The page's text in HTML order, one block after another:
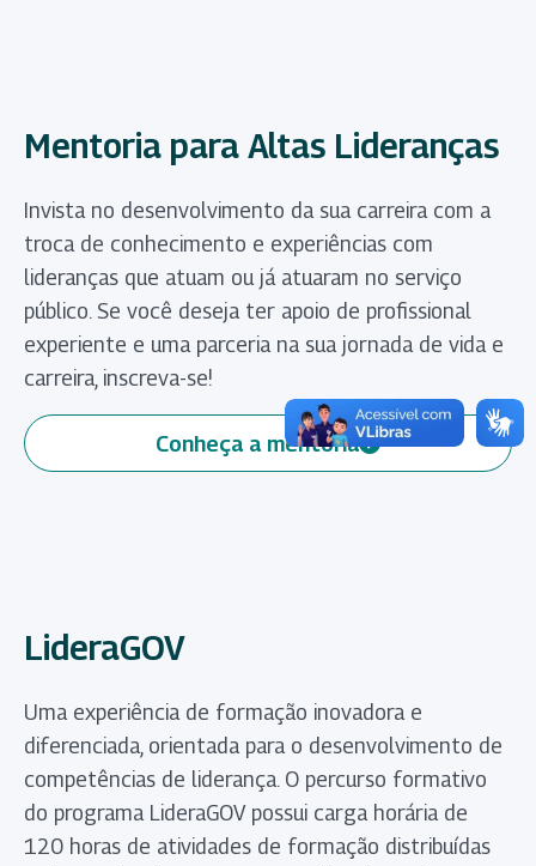
Mentoria para Altas Lideranças
Invista no desenvolvimento da sua carreira com a
troca de conhecimento e experiências com
lideranças que atuam ou já atuaram no serviço
público. Se você deseja ter apoio de profissional
experiente e uma parceria na sua jornada de vida e
carreira, inscreva-se!
Conheça a mentoria
(abre em nova aba)
LideraGOV
Uma experiência de formação inovadora e
diferenciada, orientada para o desenvolvimento de
competências de liderança. O percurso formativo
do programa LideraGOV possui carga horária de
120 horas de atividades de formação distribuídas